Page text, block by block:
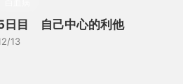
日目 自己中心的利他
13